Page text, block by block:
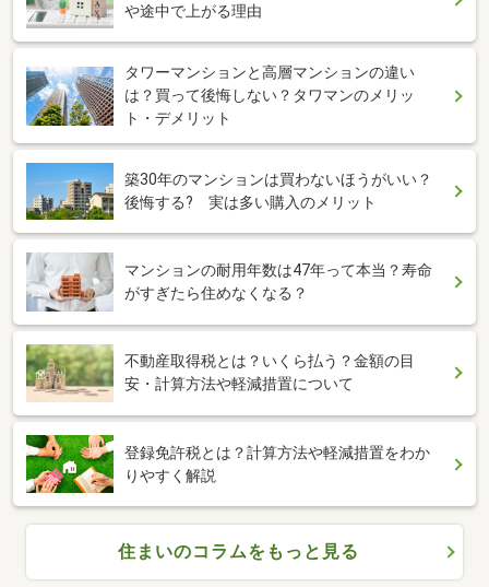
や途中で上がる理由
タワーマンションと高層マンションの違い
は？買って後悔しない？タワマンのメリッ
ト・デメリット
築30年のマンションは買わないほうがいい？
後悔する? 実は多い購入のメリット
マンションの耐用年数は47年って本当？寿命
がすぎたら住めなくなる？
不動産取得税とは？いくら払う？金額の目
安・計算方法や軽減措置について
登録免許税とは？計算方法や軽減措置をわか
りやすく解説
住まいのコラムをもっと見る